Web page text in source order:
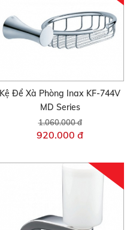
Kệ Để Xà Phòng Inax KF-744V
MD Series
1.060.000 đ
920.000 đ